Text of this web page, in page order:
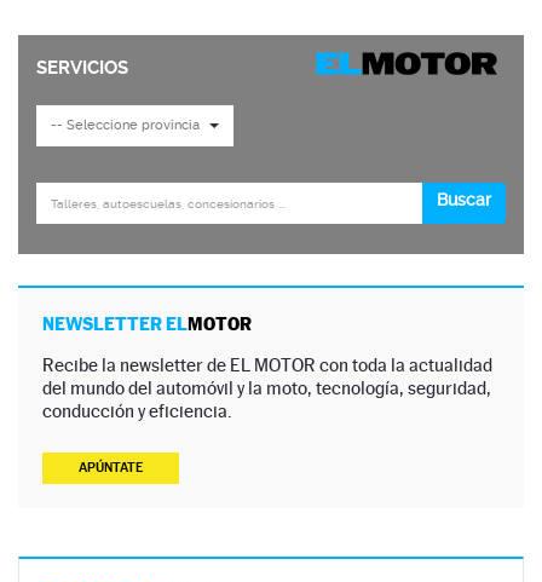
NEWSLETTER ELMOTOR
Recibe la newsletter de EL MOTOR con toda la actualidad
del mundo del automóvil y la moto, tecnología, seguridad,
conducción y eficiencia.
APÚNTATE